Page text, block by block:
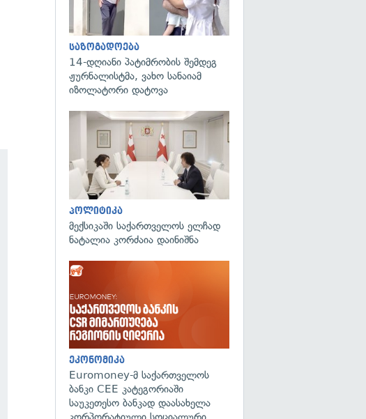
საზოგადოება
14-დღიანი პატიმრობის შემდეგ
ჟურნალისტმა, ვახო სანაიამ
იზოლატორი დატოვა
პოლიტიკა
მექსიკაში საქართველოს ელჩად
ნატალია კორძაია დაინიშნა
ეკონომიკა
Euromoney-მ საქართველოს
ბანკი CEE კატეგორიაში
საუკეთესო ბანკად დაასახელა